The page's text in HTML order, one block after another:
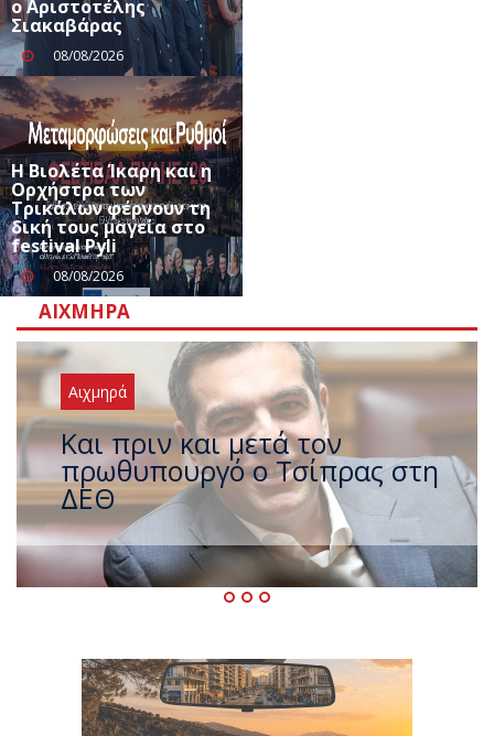
ο Αριστοτέλης
Σιακαβάρας
08/08/2026
Η Βιολέτα Ίκαρη και η
Ορχήστρα των
Τρικάλων φέρνουν τη
δική τους μαγεία στο
festival Pyli
08/08/2026
ΑΙΧΜΗΡΆ
Αιχμηρά
Έρχεται νέο ισχυρό κύμα
ζέστης με 40 βαθμούς Κελσίου
– Ο καιρός έως τον
Δεκαπενταύγουστο